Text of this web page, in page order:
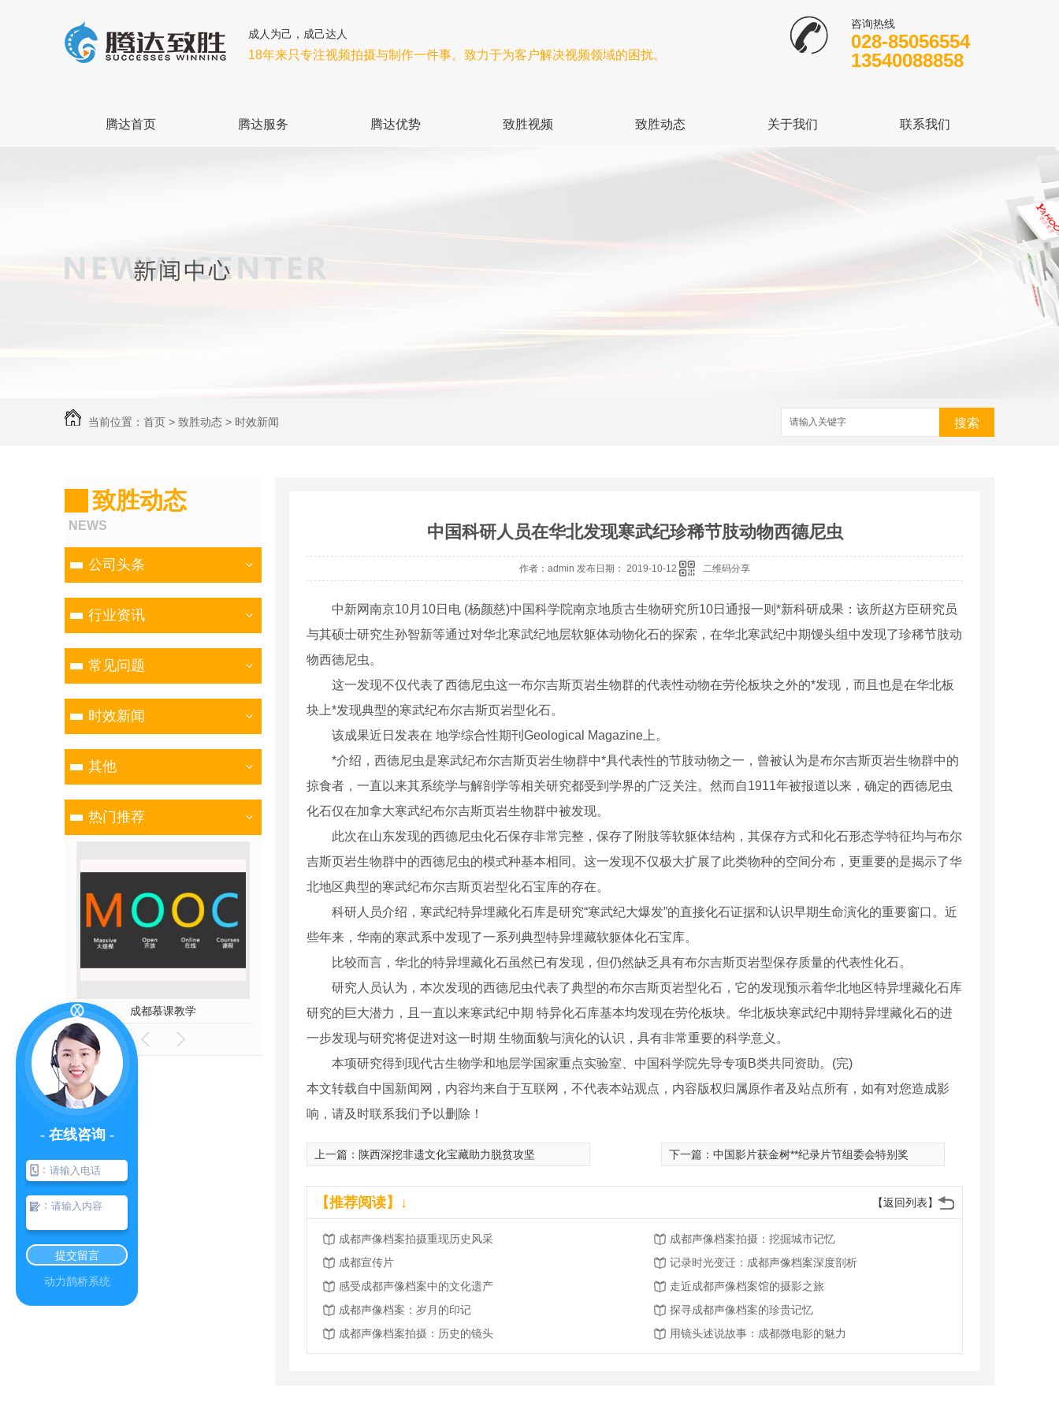
成人为己，成己达人
18年来只专注视频拍摄与制作一件事。致力于为客户解决视频领域的困扰。
咨询热线
028-85056554
13540088858
腾达首页 腾达服务 腾达优势 致胜视频 致胜动态 关于我们 联系我们
当前位置： 首页 > 致胜动态 > 时效新闻 搜索
致胜动态
NEWS
公司头条
行业资讯
常见问题
时效新闻
其他
热门推荐
成都慕课教学 成都慕课
中国科研人员在华北发现寒武纪珍稀节肢动物西德尼虫
作者：admin 发布日期： 2019-10-12 二维码分享
中新网南京10月10日电 (杨颜慈)中国科学院南京地质古生物研究所10日通报一则*新科研成果：该所赵方臣研究员
与其硕士研究生孙智新等通过对华北寒武纪地层软躯体动物化石的探索，在华北寒武纪中期馒头组中发现了珍稀节肢动
物西德尼虫。
这一发现不仅代表了西德尼虫这一布尔吉斯页岩生物群的代表性动物在劳伦板块之外的*发现，而且也是在华北板
块上*发现典型的寒武纪布尔吉斯页岩型化石。
该成果近日发表在 地学综合性期刊Geological Magazine上。
*介绍，西德尼虫是寒武纪布尔吉斯页岩生物群中*具代表性的节肢动物之一，曾被认为是布尔吉斯页岩生物群中的
掠食者，一直以来其系统学与解剖学等相关研究都受到学界的广泛关注。然而自1911年被报道以来，确定的西德尼虫
化石仅在加拿大寒武纪布尔吉斯页岩生物群中被发现。
此次在山东发现的西德尼虫化石保存非常完整，保存了附肢等软躯体结构，其保存方式和化石形态学特征均与布尔
吉斯页岩生物群中的西德尼虫的模式种基本相同。这一发现不仅极大扩展了此类物种的空间分布，更重要的是揭示了华
北地区典型的寒武纪布尔吉斯页岩型化石宝库的存在。
科研人员介绍，寒武纪特异埋藏化石库是研究“寒武纪大爆发”的直接化石证据和认识早期生命演化的重要窗口。近
些年来，华南的寒武系中发现了一系列典型特异埋藏软躯体化石宝库。
比较而言，华北的特异埋藏化石虽然已有发现，但仍然缺乏具有布尔吉斯页岩型保存质量的代表性化石。
研究人员认为，本次发现的西德尼虫代表了典型的布尔吉斯页岩型化石，它的发现预示着华北地区特异埋藏化石库
研究的巨大潜力，且一直以来寒武纪中期 特异化石库基本均发现在劳伦板块。华北板块寒武纪中期特异埋藏化石的进
一步发现与研究将促进对这一时期 生物面貌与演化的认识，具有非常重要的科学意义。
本项研究得到现代古生物学和地层学国家重点实验室、中国科学院先导专项B类共同资助。(完)
本文转载自中国新闻网，内容均来自于互联网，不代表本站观点，内容版权归属原作者及站点所有，如有对您造成影
响，请及时联系我们予以删除！
上一篇： 陕西深挖非遗文化宝藏助力脱贫攻坚 下一篇： 中国影片获金树**纪录片节组委会特别奖
【返回列表】
【推荐阅读】↓
成都声像档案拍摄重现历史风采
成都声像档案拍摄：挖掘城市记忆
成都宣传片
记录时光变迁：成都声像档案深度剖析
感受成都声像档案中的文化遗产
走近成都声像档案馆的摄影之旅
成都声像档案：岁月的印记
探寻成都声像档案的珍贵记忆
成都声像档案拍摄：历史的镜头
用镜头述说故事：成都微电影的魅力
- 在线咨询 -
：
：
提交留言
动力鹊桥系统